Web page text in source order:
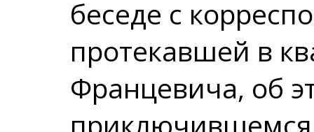
беседе с
протекавшей в
Францевича, об